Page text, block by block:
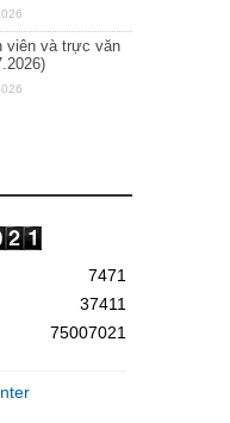
viên và trực văn
7471
37411
75007021